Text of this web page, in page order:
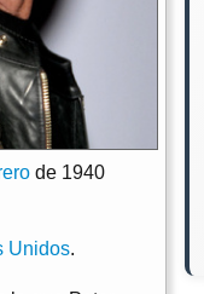
de 1940
Unidos.